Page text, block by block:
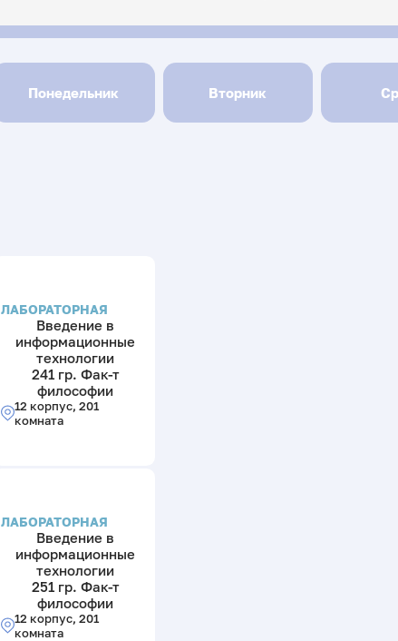
Понедельник Вторник
ЛАБОРАТОРНАЯ
Введение в
информационные
технологии
241 гр. Фак-т
философии
12 корпус, 201
комната
ЛАБОРАТОРНАЯ
Введение в
информационные
технологии
251 гр. Фак-т
философии
12 корпус, 201
комната